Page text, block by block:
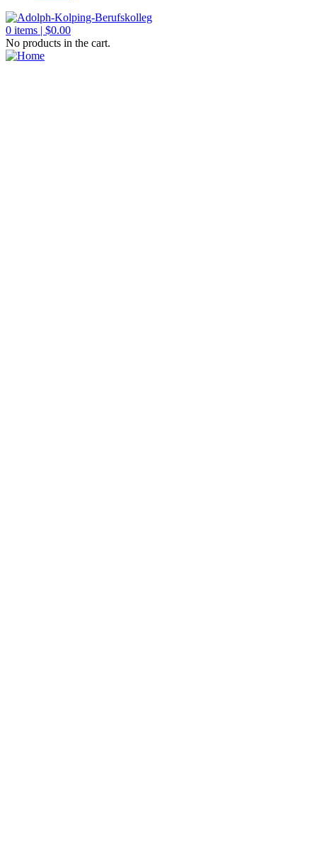
0 items | $0.00
No products in the cart.